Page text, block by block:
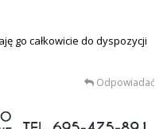
go całkowicie do dyspozycji
Odpowiadać